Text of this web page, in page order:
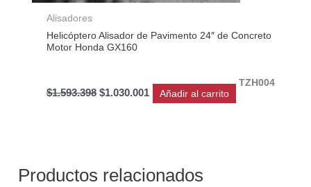
Alisadores
Helicóptero Alisador de Pavimento 24″ de Concreto
Motor Honda GX160
TZH004
$1.593.398 $1.030.001 Añadir al carrito
Productos relacionados